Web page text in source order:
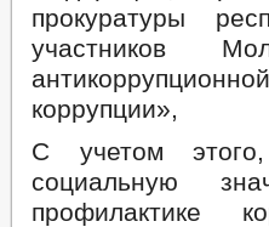
прокуратуры
участников
коррупции»,
С учетом
социальную
профилактике